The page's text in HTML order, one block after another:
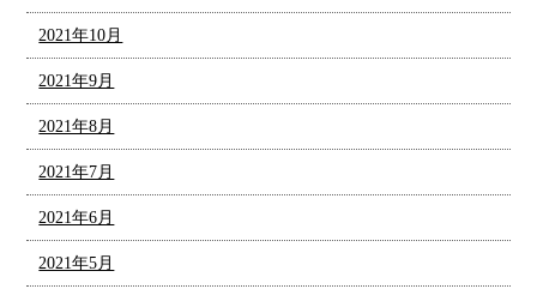
2021年10月
2021年9月
2021年8月
2021年7月
2021年6月
2021年5月